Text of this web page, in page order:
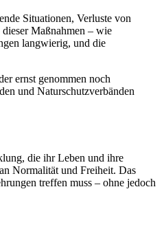
Situationen, Verluste von
Maßnahmen – wie
langwierig, und die
ernst genommen noch
und Naturschutzverbänden
die ihr Leben und ihre
Normalität und Freiheit. Das
treffen muss – ohne jedoch